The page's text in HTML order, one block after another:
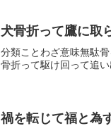
犬骨折って鷹に取
分類ことわざ意味無駄
骨折って駆け回って追
禍を転じて福と為